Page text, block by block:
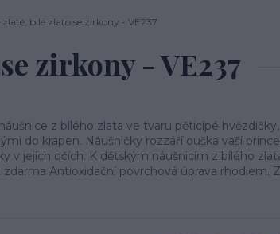
bílé zlato se zirkony - VE237
zirkony - VE237
z bílého zlata ve tvaru pěticípé
do krapen. Náušničky rozzáří ouška vaší
v jejích očích. K dětským náušnicím z bílého
zdarma Antioxidační povrchová úprava rhodiem.